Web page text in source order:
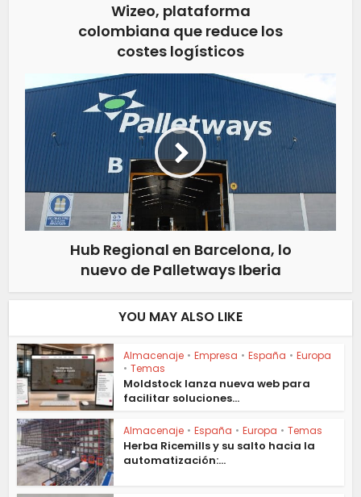
Wizeo, plataforma
colombiana que reduce los
costes logísticos
Hub Regional en Barcelona, lo
nuevo de Palletways Iberia
YOU MAY ALSO LIKE
Almacenaje • Empresa • España • Europa
• Temas
Moldstock lanza nueva web para
facilitar soluciones...
Almacenaje • España • Europa • Temas
Herba Ricemills y su salto hacia la
automatización:...